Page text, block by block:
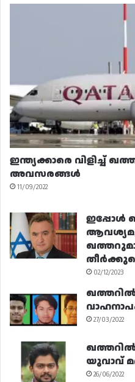
ഇന്ത്യക്കാരെ വിളിച്ച്
അവസരങ്ങൾ
11/09/2022
ഇപ്പോൾ
02/12/2023
27/03/2022
ഖത്തറിൽ
യുവാവ്
26/06/2022